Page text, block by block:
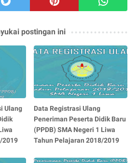
postingan ini
Ulang
2019
Data Registrasi Ulang
Peneriman Peserta Didik Baru
(PPDB) SMA Negeri 1 Liwa
Tahun Pelajaran 2018/2019